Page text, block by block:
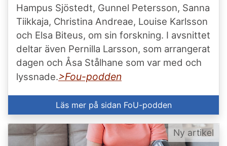
Hampus Sjöstedt, Gunnel Petersson, Sanna
Tiikkaja, Christina Andreae, Louise Karlsson
och Elsa Biteus, om sin forskning. I avsnittet
deltar även Pernilla Larsson, som arrangerat
dagen och Åsa Stålhane som var med och
lyssnade.>Fou-podden
Läs mer på sidan FoU-podden
Ny artikel